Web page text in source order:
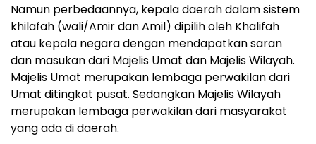
Namun perbedaannya, kepala daerah dalam sistem
khilafah (wali/Amir dan Amil) dipilih oleh Khalifah
atau kepala negara dengan mendapatkan saran
dan masukan dari Majelis Umat dan Majelis Wilayah.
Majelis Umat merupakan lembaga perwakilan dari
Umat ditingkat pusat. Sedangkan Majelis Wilayah
merupakan lembaga perwakilan dari masyarakat
yang ada di daerah.